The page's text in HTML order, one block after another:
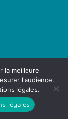
la meilleure
l'audience.
légales.
légales